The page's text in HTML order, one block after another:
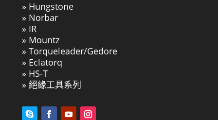
» Hungstone
» Norbar
» IR
» Mountz
» Torqueleader/Gedore
» Eclatorq
» HS-T
» 絕緣工具系列